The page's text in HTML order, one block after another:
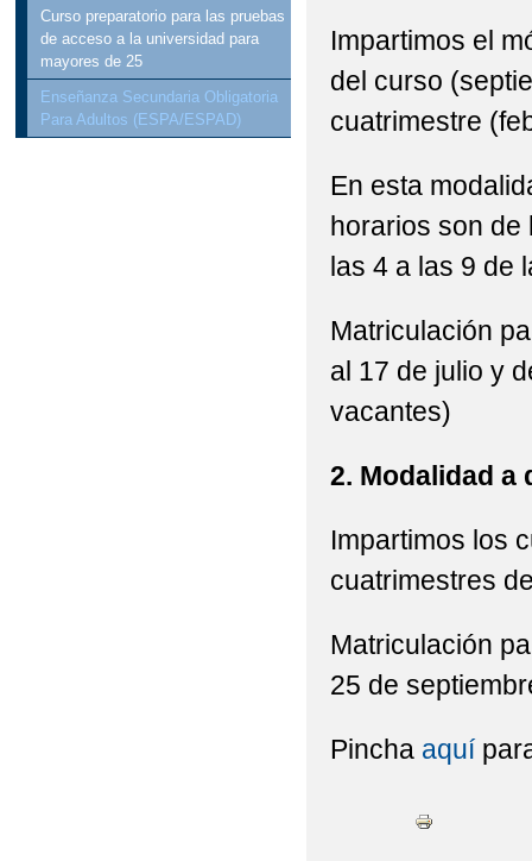
Curso preparatorio para las pruebas
de acceso a la universidad para
mayores de 25
Enseñanza Secundaria Obligatoria
Para Adultos (ESPA/ESPAD)
Impartimos el
del curso
cuatrimestre
En esta
horarios son
las 4 a las 9 de
Matriculación
al 17 de julio y
vacantes)
2. Modalidad a
Impartimos los
cuatrimestres
Matriculación
25 de
Pincha aquí